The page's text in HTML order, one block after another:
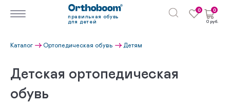
правильная обувь
для детей
0 0
0 руб.
Каталог Ортопедическая обувь Детям
Детская ортопедическая
обувь